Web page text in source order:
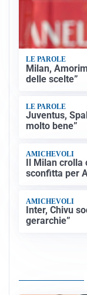
LE PAROLE
Milan,
delle scelte”
LE PAROLE
Juventus,
molto bene”
AMICHEVOLI
Il Milan
sconfitta per
AMICHEVOLI
Inter, Chivu
gerarchie”